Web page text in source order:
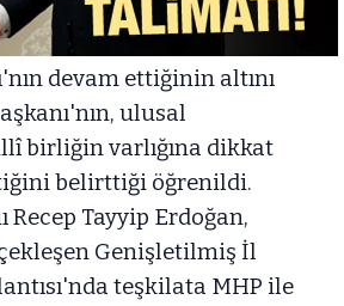
devam ettiğinin altını
ulusal
birliğin varlığına dikkat
belirttiği öğrenildi.
Recep Tayyip Erdoğan,
Genişletilmiş İl
teşkilata MHP ile